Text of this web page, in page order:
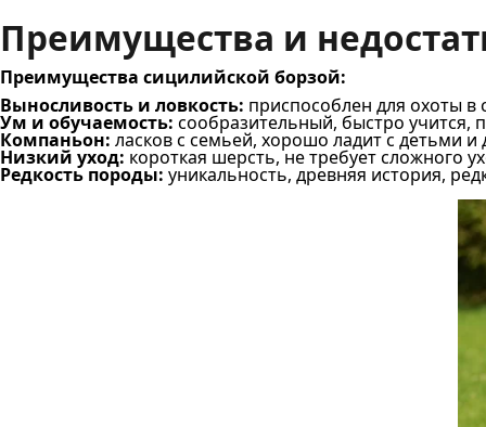
Преимущества и
Преимущества сицилийской борзой:
Выносливость и ловкость: приспособлен для охоты в
Ум и обучаемость: сообразительный, быстро учится,
Компаньон: ласков с семьей, хорошо ладит с детьми и
Низкий уход: короткая шерсть, не требует сложного
Редкость породы: уникальность, древняя история,